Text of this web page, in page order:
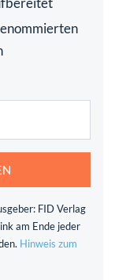
FID Verlag
am Ende jeder
Hinweis zum